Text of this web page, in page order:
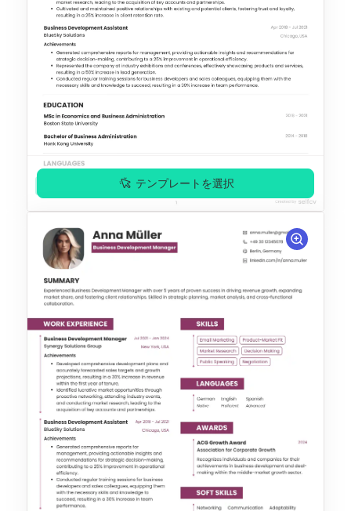
テンプレートを選択